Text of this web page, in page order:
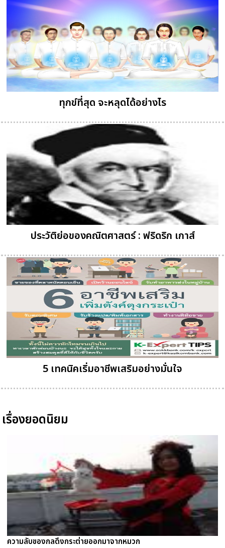
ทุกข์ที่สุด จะหลุดได้อย่างไร
ประวัติย่อของคณิตศาสตร์ : ฟริดริก เกาส์
5 เทคนิคเริ่มอาชีพเสริมอย่างมั่นใจ
เรื่องยอดนิยม
ความลับของกลดึงกระต่ายออกมาจากหมวก